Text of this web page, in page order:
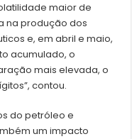
maior de
na produção dos
e, em abril e maio,
acumulado, o
mais elevada, o
contou.
do petróleo e
um impacto